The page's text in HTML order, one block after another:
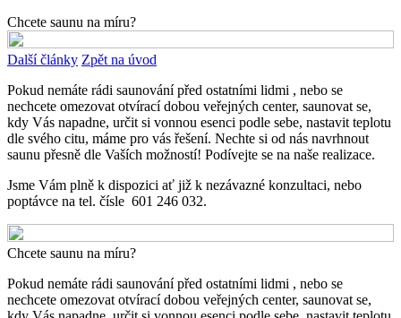
Chcete saunu na míru?
Další články Zpět na úvod
Pokud nemáte rádi saunování před ostatními lidmi , nebo se
nechcete omezovat otvírací dobou veřejných center, saunovat se,
kdy Vás napadne, určit si vonnou esenci podle sebe, nastavit teplotu
dle svého citu, máme pro vás řešení. Nechte si od nás navrhnout
saunu přesně dle Vaších možností! Podívejte se na naše realizace.
Jsme Vám plně k dispozici ať již k nezávazné konzultaci, nebo
poptávce na tel. čísle 601 246 032.
Chcete saunu na míru?
Pokud nemáte rádi saunování před ostatními lidmi , nebo se
nechcete omezovat otvírací dobou veřejných center, saunovat se,